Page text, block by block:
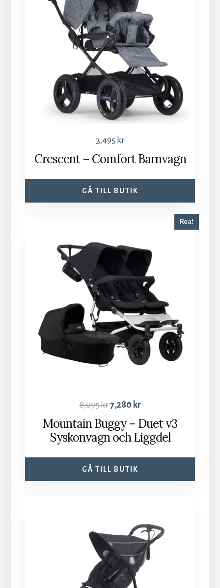
3,495 kr
Crescent – Comfort Barnvagn
GÅ TILL BUTIK
Rea!
8,095kr7,280 kr
Mountain Buggy – Duet v3
Syskonvagn och Liggdel
GÅ TILL BUTIK